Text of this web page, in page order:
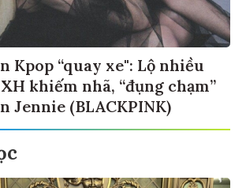
Kpop “quay xe": Lộ nhiều
khiếm nhã, “đụng chạm”
Jennie (BLACKPINK)